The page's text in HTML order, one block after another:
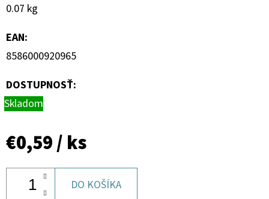
0.07 kg
EAN:
8586000920965
DOSTUPNOSŤ:
Skladom
€0,59/ ks
DO KOŠÍKA